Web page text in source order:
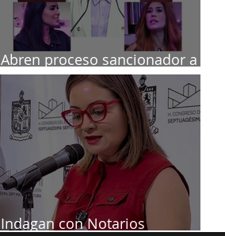
Abren proceso sancionador a
diputadas poblanas
Indagan con Notarios